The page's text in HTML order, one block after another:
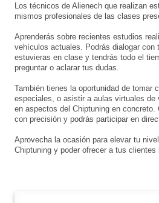
Los técnicos de Alienech que realizan
mismos profesionales de las clases
Aprenderás sobre recientes estudios
vehículos actuales. Podrás dialogar con
estuvieras en clase y tendrás todo el
preguntar o aclarar tus dudas.
También tienes la oportunidad de tomar
especiales, o asistir a aulas virtuales de
en aspectos del Chiptuning en
con precisión y podrás participar en
Aprovecha la ocasión para elevar tu
Chiptuning y poder ofrecer a tus clientes